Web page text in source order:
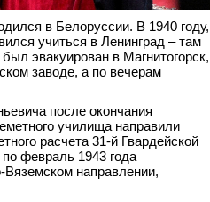
в Белоруссии. В 1940 году,
учиться в Ленинград – там
эвакуирован в Магнитогорск,
заводе, а по вечерам
после окончания
училища направили
расчета 31-й Гвардейской
февраль 1943 года
направлении,